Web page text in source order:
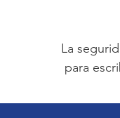
La
para